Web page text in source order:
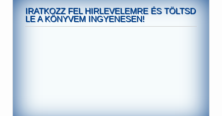
IRATKOZZ FEL HIRLEVELEMRE ÉS TÖLTSD
LE A KÖNYVEM INGYENESEN!